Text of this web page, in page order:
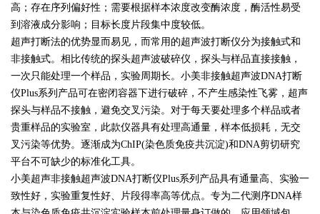
高；存在序列偏好性；需要根据样本浓度改变酶浓度，酶活性易受
到溶液成分影响；目标长度片段集中度较低。
超声打断法的优势显而易见，而常用的超声波打断仪分为接触式和
非接触式。相比传统的探头超声波破碎仪，探头与样品直接接触，
一次只能处理一个样品，实验周期长。小美非接触超声波DNA打断
仪Plus系列产品可在密闭容器下进行破碎，不产生感染性飞雾，超声
探头与样品不接触，避免交叉污染。对于每天要处理多个样品或者
贵重样品的实验室，此款仪器具有处理高通量，样本低损耗，无交
叉污染等优势。逐渐成为ChIP(染色质免疫共沉淀)和DNA剪切研究
平台不可缺少的标准化工具。
小美超声非接触超声波DNA打断仪Plus系列产品具有通量高、实验一
致性好，实验重复性好、片段得率高等优点。专为二代测序DNA样